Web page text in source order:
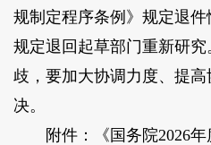
规制定程序条例》规定退
规定退回起草部门重新研
歧，要加大协调力度、提
决。
附件：《国务院2026年